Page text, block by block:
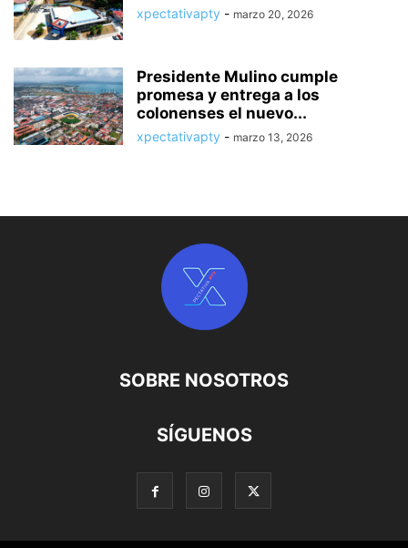
xpectativapty - marzo 20, 2026
Presidente Mulino cumple
promesa y entrega a los
colonenses el nuevo...
xpectativapty - marzo 13, 2026
SOBRE NOSOTROS
SÍGUENOS